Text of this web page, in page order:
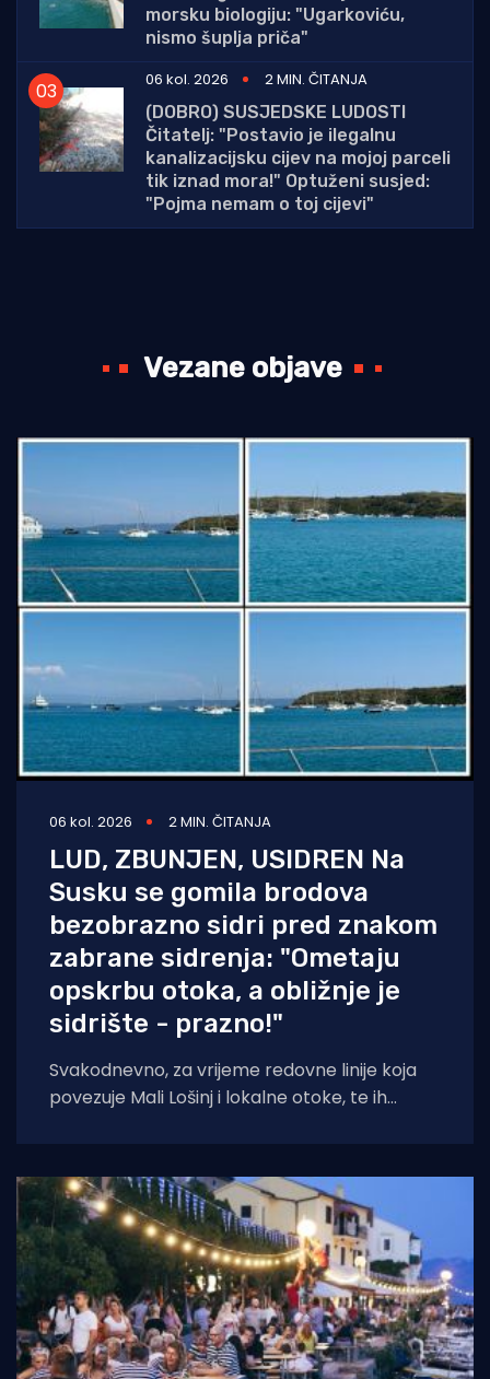
morsku biologiju: "Ugarkoviću,
nismo šuplja priča"
06 kol. 2026
2 MIN. ČITANJA
(DOBRO) SUSJEDSKE LUDOSTI
Čitatelj: "Postavio je ilegalnu
kanalizacijsku cijev na mojoj parceli
tik iznad mora!" Optuženi susjed:
"Pojma nemam o toj cijevi"
Vezane objave
06 kol. 2026 2 MIN. ČITANJA
LUD, ZBUNJEN, USIDREN Na
Susku se gomila brodova
bezobrazno sidri pred znakom
zabrane sidrenja: "Ometaju
opskrbu otoka, a obližnje je
sidrište - prazno!"
Svakodnevno, za vrijeme redovne linije koja
povezuje Mali Lošinj i lokalne otoke, te ih